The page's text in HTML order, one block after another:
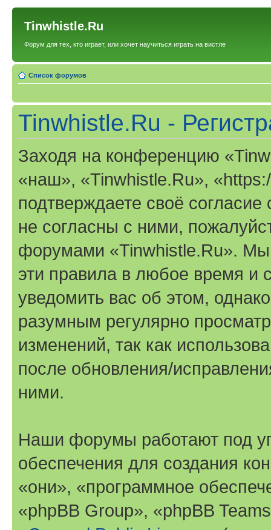
Tinwhistle.Ru
Форум для тех, кто играет, или хочет научиться играть на вистле
Список форумов
Tinwhistle.Ru -
Заходя на конференцию
«наш», «Tinwhistle.Ru»,
подтверждаете своё
не согласны с ними,
форумами «Tinwhistle.Ru». Мы
эти правила в любое время и
уведомить вас об этом,
разумным регулярно
изменений, так как
после обновления/
ними.
Наши форумы работают под
обеспечения для создания
«они», «программное
«phpBB Group», «phpBB